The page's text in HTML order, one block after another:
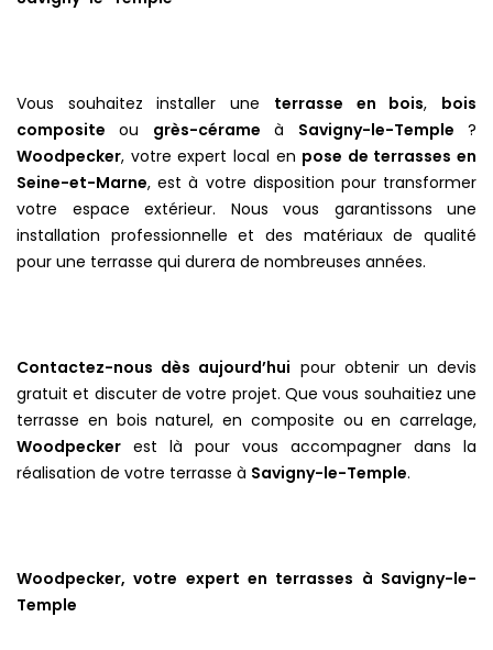
Vous souhaitez installer une terrasse en bois, bois
composite ou grès-cérame à Savigny-le-Temple ?
Woodpecker, votre expert local en pose de terrasses en
Seine-et-Marne, est à votre disposition pour transformer
votre espace extérieur. Nous vous garantissons une
installation professionnelle et des matériaux de qualité
pour une terrasse qui durera de nombreuses années.
Contactez-nous dès aujourd’hui pour obtenir un devis
gratuit et discuter de votre projet. Que vous souhaitiez une
terrasse en bois naturel, en composite ou en carrelage,
Woodpecker est là pour vous accompagner dans la
réalisation de votre terrasse à Savigny-le-Temple.
Woodpecker, votre expert en terrasses à Savigny-le-
Temple